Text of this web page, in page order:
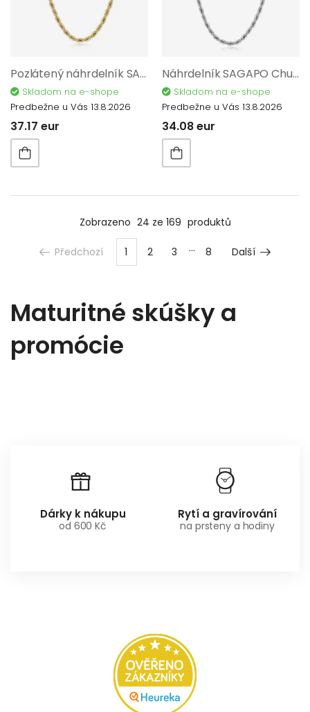
Pozlátený náhrdelník SAGAPO Chunky SHK107
Skladom na e-shope
Predbežne u Vás 13.8.2026
37.17 eur
Náhrdelník SAGAPO Chunky SHK106
Skladom na e-shope
Predbežne u Vás 13.8.2026
34.08 eur
Zobrazeno 24 ze 169 produktů
Předchozí 1 2 3 8 Další
Maturitné skúšky a
promócie
Dárky k nákupu
od 600 Kč
Rytí a gravírování
na prsteny a hodiny